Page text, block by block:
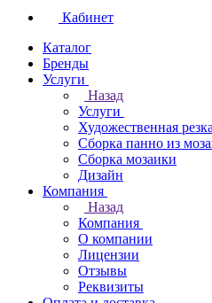
Кабинет
Каталог
Бренды
Услуги
Назад
Услуги
Художественная
Сборка панно из
Сборка мозаики
Дизайн
Компания
Назад
Компания
О компании
Лицензии
Отзывы
Реквизиты